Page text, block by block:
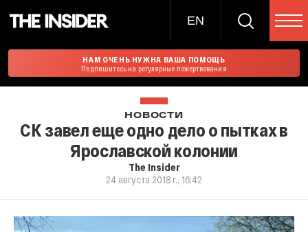
EN
НАМ ОЧЕНЬ НУЖНА ВАША ПОМОЩЬ
Подпишитесь на регулярные пожертвования
НОВОСТИ
СК завел еще одно дело о пытках в
Ярославской колонии
The Insider
24 августа 2018 г., 16:42